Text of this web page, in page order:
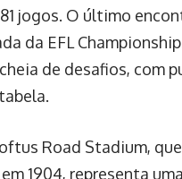
jogos. O último
da EFL
de desafios, com
Road Stadium,
1904, representa